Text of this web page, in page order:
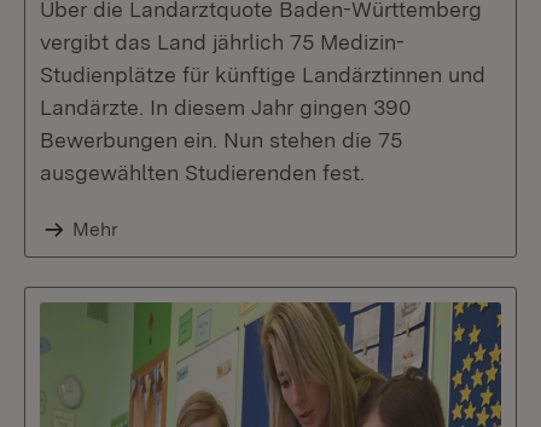
Über die Landarztquote Baden-Württemberg
vergibt das Land jährlich 75 Medizin-
Studienplätze für künftige Landärztinnen und
Landärzte. In diesem Jahr gingen 390
Bewerbungen ein. Nun stehen die 75
ausgewählten Studierenden fest.
Mehr